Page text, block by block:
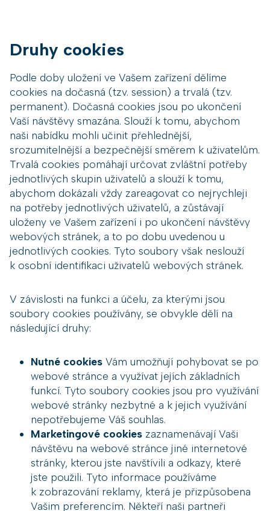
Druhy cookies
Podle doby uložení ve Vašem zařízení dělíme
cookies na dočasná (tzv. session) a trvalá (tzv.
permanent). Dočasná cookies jsou po ukončení
Vaší návštěvy smazána. Slouží k tomu, abychom
naši nabídku mohli učinit přehlednější,
srozumitelnější a bezpečnější směrem k uživatelům.
Trvalá cookies pomáhají určovat zvláštní potřeby
jednotlivých skupin uživatelů a slouží k tomu,
abychom dokázali vždy zareagovat co nejrychleji
na potřeby jednotlivých uživatelů, a zůstávají
uloženy ve Vašem zařízení i po ukončení návštěvy
webových stránek, a to po dobu uvedenou u
jednotlivých cookies. Tyto soubory však neslouží
k osobní identifikaci uživatelů webových stránek.
V závislosti na funkci a účelu, za kterými jsou
soubory cookies používány, se obvykle dělí na
následující druhy:
Nutné cookies Vám umožňují pohybovat se po
webové stránce a využívat jejích základních
funkcí. Tyto soubory cookies jsou pro využívání
webové stránky nezbytné a k jejich využívání
nepotřebujeme Váš souhlas.
Marketingové cookies zaznamenávají Vaši
návštěvu na webové stránce jiné internetové
stránky, kterou jste navštívili a odkazy, které
jste použili. Tyto informace používáme
k zobrazování reklamy, která je přizpůsobena
Vašim preferencím. Někteří naši partneři